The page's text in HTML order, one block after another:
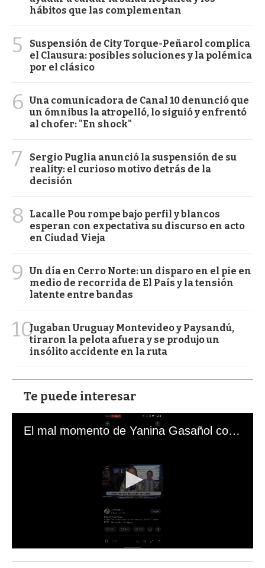
hábitos que las complementan
5
Suspensión de City Torque-Peñarol complica
el Clausura: posibles soluciones y la polémica
por el clásico
6 Una comunicadora de Canal 10 denunció que
un ómnibus la atropelló, lo siguió y enfrentó
al chofer: "En shock"
7
Sergio Puglia anunció la suspensión de su
reality: el curioso motivo detrás de la
decisión
8
Lacalle Pou rompe bajo perfil y blancos
esperan con expectativa su discurso en acto
en Ciudad Vieja
9
Un día en Cerro Norte: un disparo en el pie en
medio de recorrida de El País y la tensión
latente entre bandas
10Jugaban Uruguay Montevideo y Paysandú,
tiraron la pelota afuera y se produjo un
insólito accidente en la ruta
Te puede interesar
El mal momento de Yanina Gasañol con un hincha argentino en "Subrayado"
s